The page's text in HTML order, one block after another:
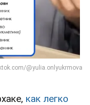
как легко